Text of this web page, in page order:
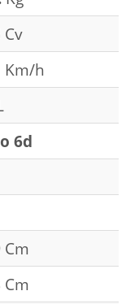
Cv
Km/h
6d
Cm
Cm